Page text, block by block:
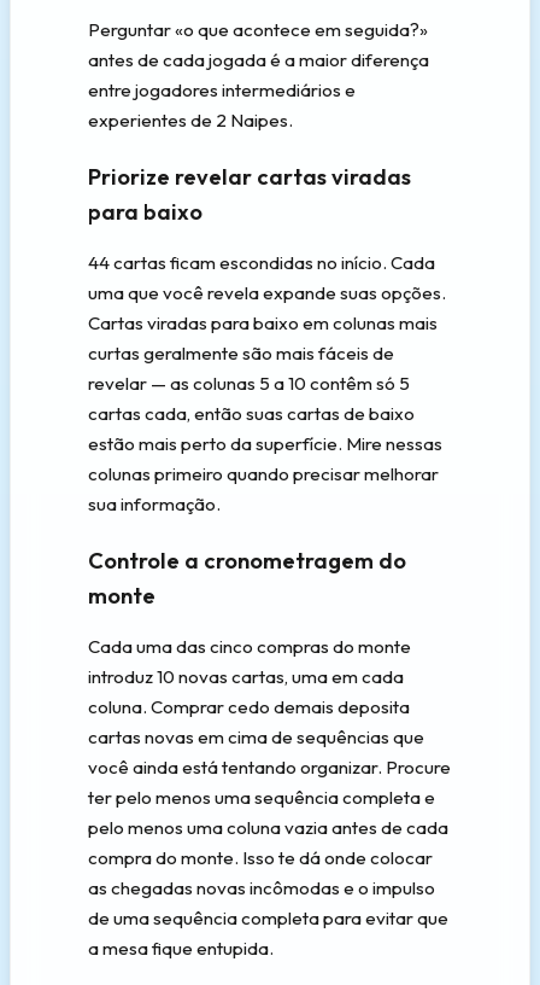
Perguntar «o que acontece em seguida?»
antes de cada jogada é a maior diferença
entre jogadores intermediários e
experientes de 2 Naipes.
Priorize revelar cartas viradas
para baixo
44 cartas ficam escondidas no início. Cada
uma que você revela expande suas opções.
Cartas viradas para baixo em colunas mais
curtas geralmente são mais fáceis de
revelar — as colunas 5 a 10 contêm só 5
cartas cada, então suas cartas de baixo
estão mais perto da superfície. Mire nessas
colunas primeiro quando precisar melhorar
sua informação.
Controle a cronometragem do
monte
Cada uma das cinco compras do monte
introduz 10 novas cartas, uma em cada
coluna. Comprar cedo demais deposita
cartas novas em cima de sequências que
você ainda está tentando organizar. Procure
ter pelo menos uma sequência completa e
pelo menos uma coluna vazia antes de cada
compra do monte. Isso te dá onde colocar
as chegadas novas incômodas e o impulso
de uma sequência completa para evitar que
a mesa fique entupida.